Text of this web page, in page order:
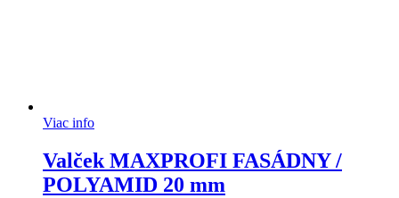
Viac info
Valček MAXPROFI FASÁDNY /
POLYAMID 20 mm